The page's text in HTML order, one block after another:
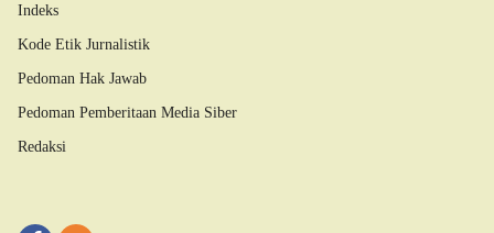
Indeks
Kode Etik Jurnalistik
Pedoman Hak Jawab
Pedoman Pemberitaan Media Siber
Redaksi